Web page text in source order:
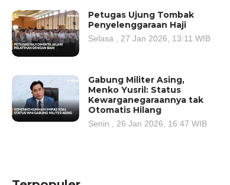
Petugas Ujung Tombak
Penyelenggaraan Haji
Selasa , 27 Jan 2026, 13:11 WIB
Gabung Militer Asing,
Menko Yusril: Status
Kewarganegaraannya tak
Otomatis Hilang
Senin , 26 Jan 2026, 16:47 WIB